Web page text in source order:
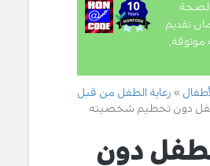
تقديم
رعاية الطفل من قبل
دون تحطيم شخصيته
دون